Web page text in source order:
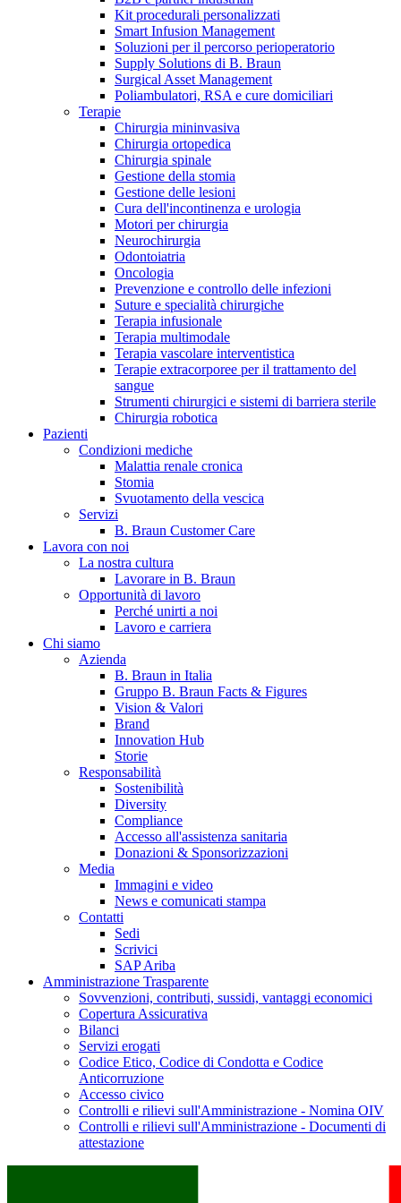
Catalogo prodotti
Trova il prodotto che stai cercando. Visita il catalogo B.
Braun con il nostro portfolio completo.
Hai domande o richieste? Scrivici per entrare subito in
contatto con un nostro referente.
B. Braun in Italia
Scopri chi siamo ed entra nel mondo di B. Braun in Italia: 4
sedi, 4 aziende, più di 700 dipendenti e un Centro di
Eccellenza a livello globale.
Kit procedurali personalizzati
Smart Infusion Management
Soluzioni per il percorso perioperatorio
Supply Solutions di B. Braun
Surgical Asset Management
Poliambulatori, RSA e cure domiciliari
Terapie
Chirurgia mininvasiva
Chirurgia ortopedica
Chirurgia spinale
Gestione della stomia
Gestione delle lesioni
Cura dell'incontinenza e urologia
Motori per chirurgia
Neurochirurgia
Odontoiatria
Oncologia
Prevenzione e controllo delle infezioni
Suture e specialità chirurgiche
Terapia infusionale
Terapia multimodale
Terapia vascolare interventistica
Terapie extracorporee per il trattamento del
sangue
Strumenti chirurgici e sistemi di barriera sterile
Chirurgia robotica
Pazienti
Condizioni mediche
Malattia renale cronica
Stomia
Svuotamento della vescica
Servizi
B. Braun Customer Care
Lavora con noi
La nostra cultura
Lavorare in B. Braun
Opportunità di lavoro
Perché unirti a noi
Lavoro e carriera
Chi siamo
Azienda
B. Braun in Italia
Gruppo B. Braun Facts & Figures
Vision & Valori
Brand
Innovation Hub
Storie
Responsabilità
Sostenibilità
Diversity
Compliance
Accesso all'assistenza sanitaria
Donazioni & Sponsorizzazioni
Media
Immagini e video
News e comunicati stampa
Contatti
Sedi
Scrivici
SAP Ariba
Amministrazione Trasparente
Sovvenzioni, contributi, sussidi, vantaggi economici
Copertura Assicurativa
Bilanci
Servizi erogati
Codice Etico, Codice di Condotta e Codice
Anticorruzione
Accesso civico
Controlli e rilievi sull'Amministrazione - Nomina OIV
Controlli e rilievi sull'Amministrazione - Documenti di
attestazione